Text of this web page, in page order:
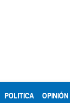
(CURRENT)
POLITICA OPINIÓN